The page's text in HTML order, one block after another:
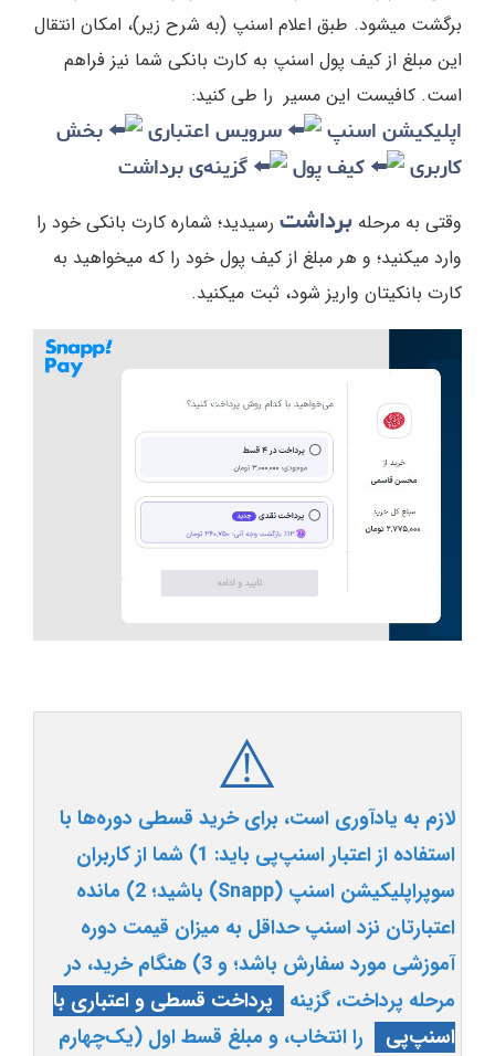
برگشت میشود. طبق اعلام اسنپ (به شرح زیر)، امکان انتقال
این مبلغ از کیف پول اسنپ به کارت بانکی شما نیز فراهم
است. کافیست این مسیر را طی کنید:
اپلیکیشن اسنپ سرویس اعتباری
بخش
کاربری
کیف پول گزینه‌ی برداشت
وقتی به مرحله برداشت رسیدید؛ شماره کارت بانکی خود را
وارد میکنید؛ و هر مبلغ از کیف پول خود را که میخواهید به
کارت بانکیتان واریز شود، ثبت میکنید.
⚠️
لازم به یادآوری است، برای خرید قسطی دوره‌ها با
استفاده از اعتبار اسنپ‌پی باید: 1) شما از کاربران
سوپراپلیکیشن اسنپ (Snapp) باشید؛ 2) مانده
اعتبارتان نزد اسنپ حداقل به میزان قیمت دوره
آموزشی مورد سفارش باشد؛ و 3) هنگام خرید، در
مرحله پرداخت، گزینه
پرداخت قسطی و اعتباری با
اسنپ‌پی
را انتخاب، و مبلغ قسط اول (یک‌چهارم